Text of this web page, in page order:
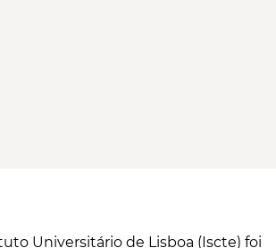
Universitário de Lisboa (Iscte) foi